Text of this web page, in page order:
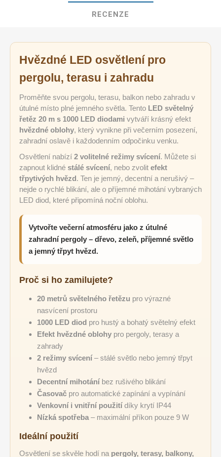
RECENZE
Hvězdné LED osvětlení pro
pergolu, terasu i zahradu
Proměňte svou pergolu, terasu, balkon nebo zahradu v
útulné místo plné jemného světla. Tento LED světelný
řetěz 20 m s 1000 LED diodami vytváří krásný efekt
hvězdné oblohy, který vynikne při večerním posezení,
zahradní oslavě i každodenním odpočinku venku.
Osvětlení nabízí 2 volitelné režimy svícení. Můžete si
zapnout klidné stálé svícení, nebo zvolit efekt
třpytivých hvězd. Ten je jemný, decentní a nerušivý –
nejde o rychlé blikání, ale o příjemné mihotání vybraných
LED diod, které připomíná noční oblohu.
Vytvořte večerní atmosféru jako z útulné
zahradní pergoly – dřevo, zeleň, příjemné světlo
a jemný třpyt hvězd.
Proč si ho zamilujete?
20 metrů světelného řetězu pro výrazné
nasvícení prostoru
1000 LED diod pro hustý a bohatý světelný efekt
Efekt hvězdné oblohy pro pergoly, terasy a
zahrady
2 režimy svícení– stálé světlo nebo jemný třpyt
hvězd
Decentní mihotáníbez rušivého blikání
Časovač pro automatické zapínání a vypínání
Venkovní i vnitřní použitídíky krytí IP44
Nízká spotřeba – maximální příkon pouze 9 W
Ideální použití
Osvětlení se skvěle hodí na pergoly, terasy, balkony,